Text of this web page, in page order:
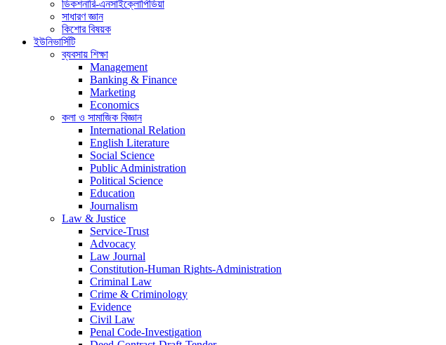
ডিকশনারি-এনসাইক্লোপিডিয়া
সাধারণ জ্ঞান
কিশোর বিষয়ক
ইউনিভার্সিটি
ব্যবসায় শিক্ষা
Management
Banking & Finance
Marketing
Economics
কলা ও সামাজিক বিজ্ঞান
International Relation
English Literature
Social Science
Public Administration
Political Science
Education
Journalism
Law & Justice
Service-Trust
Advocacy
Law Journal
Constitution-Human Rights-Administration
Criminal Law
Crime & Criminology
Evidence
Civil Law
Penal Code-Investigation